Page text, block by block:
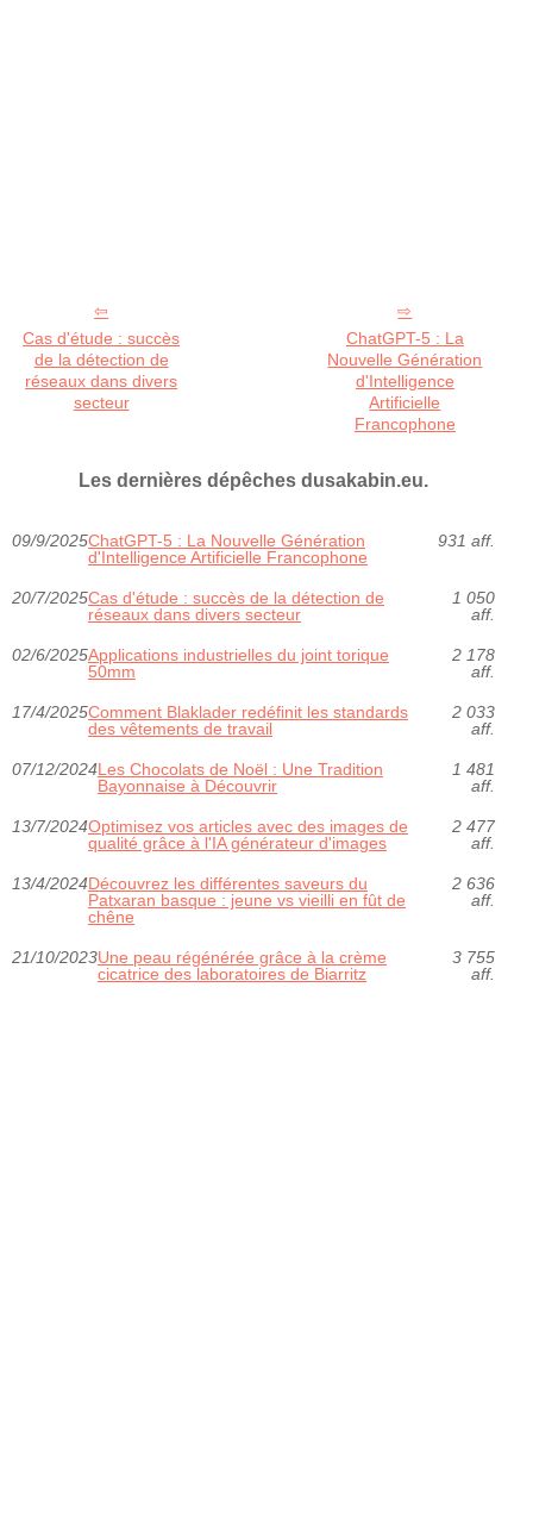
Cas d'étude : succès
de la détection de
réseaux dans divers
secteur
ChatGPT-5 : La
Nouvelle Génération
d'Intelligence
Artificielle
Francophone
Les dernières dépêches dusakabin.eu.
09/9/2025ChatGPT-5 : La Nouvelle Génération
d'Intelligence Artificielle Francophone
931 aff.
20/7/2025Cas d'étude : succès de la détection de
réseaux dans divers secteur
1 050
aff.
02/6/2025Applications industrielles du joint torique
50mm
2 178
aff.
17/4/2025Comment Blaklader redéfinit les standards
des vêtements de travail
2 033
aff.
07/12/2024Les Chocolats de Noël : Une Tradition
Bayonnaise à Découvrir
1 481
aff.
13/7/2024Optimisez vos articles avec des images de
qualité grâce à l'IA générateur d'images
2 477
aff.
13/4/2024Découvrez les différentes saveurs du
Patxaran basque : jeune vs vieilli en fût de
chêne
2 636
aff.
21/10/2023Une peau régénérée grâce à la crème
cicatrice des laboratoires de Biarritz
3 755
aff.